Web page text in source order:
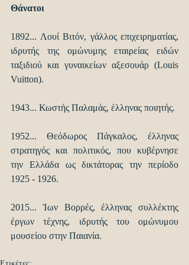
Θάνατοι
1892... Λουί Βιτόν, γάλλος επιχειρηματίας,
ιδρυτής της ομώνυμης εταιρείας ειδών
ταξιδιού και γυναικείων αξεσουάρ (Louis
Vuitton).
1943... Κωστής Παλαμάς, έλληνας ποιητής.
1952... Θεόδωρος Πάγκαλος, έλληνας
στρατηγός και πολιτικός, που κυβέρνησε
την Ελλάδα ως δικτάτορας την περίοδο
1925 - 1926.
2015... Ίων Βορρές, έλληνας συλλέκτης
έργων τέχνης, ιδρυτής του ομώνυμου
μουσείου στην Παιανία.